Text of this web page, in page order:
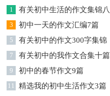
1
有关初中生活的作文集锦八
篇
3 初中一天的作文汇编7篇
5
有关初中的作文300字集锦
七篇
7 有关初中的我作文合集十篇
9 初中的春节作文9篇
11 精选我的初中生活作文3篇